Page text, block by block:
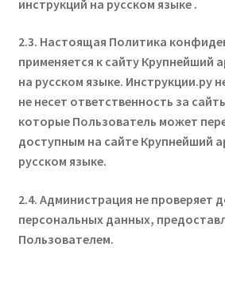
инструкций на русском языке .
2.3. Настоящая Политика
применяется к сайту Крупнейший
на русском языке. Инструкции.ру
не несет ответственность за
которые Пользователь может
доступным на сайте Крупнейший
русском языке.
2.4. Администрация не проверяет
персональных данных,
Пользователем.